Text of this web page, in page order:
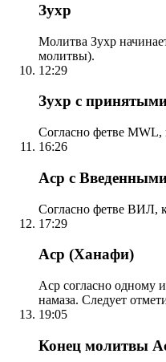
Зухр
Молитва Зухр
молитвы).
12:29
Зухр с
Согласно фетве MWL,
16:26
Аср с
Согласно фетве ВИЛ,
17:29
Аср (Ханафи)
Аср согласно одному
намаза. Следует
19:05
Конец молитвы